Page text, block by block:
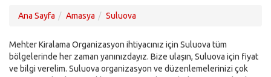
Ana Sayfa Amasya Suluova
Mehter Kiralama Organizasyon ihtiyacınız için Suluova tüm
bölgelerinde her zaman yanınızdayız. Bize ulaşın, Suluova için fiyat
ve bilgi verelim. Suluova organizasyon ve düzenlemelerinizi çok